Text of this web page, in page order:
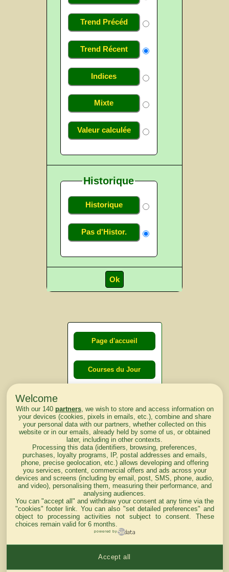
Trend Précéd
Trend Récent
Indices
Mixte
Valeur calculée
Historique
Historique
Pas d'Histor.
Page d'accueil
Courses du Jour
lendemain
Courses
d'aujourd'hui
Haut de Page
Mentions légales du site
Welcome
With our 140 partners, we wish to store and access information on
your devices (cookies, pixels in emails, etc.), combine and share
your personal data with our partners, whether collected on this
website or in our emails, already held by some of us, or obtained
later, including in other contexts.
Processing this data (identifiers, browsing, preferences,
purchases, loyalty programs, IP, postal addresses and emails,
phone, precise geolocation, etc.) allows developing and offering
you services, content, commercial offers and ads across your
devices and screens (including by email, post, SMS, phone, audio,
and video), personalising them, measuring their performance, and
analysing audiences.
You can "accept all" and withdraw your consent at any time via the
"cookies" footer link . You can also "set detailed preferences" and
object to processing activities not subject to consent. These
choices remain valid for 6 months.
powered by
Accept all